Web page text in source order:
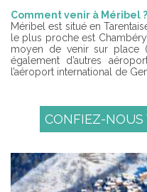
Comment venir à Méribel ?
Méribel est situé en
le plus proche est
moyen de venir sur place
également d’autres
l’aéroport international de
CONFIEZ-NOUS